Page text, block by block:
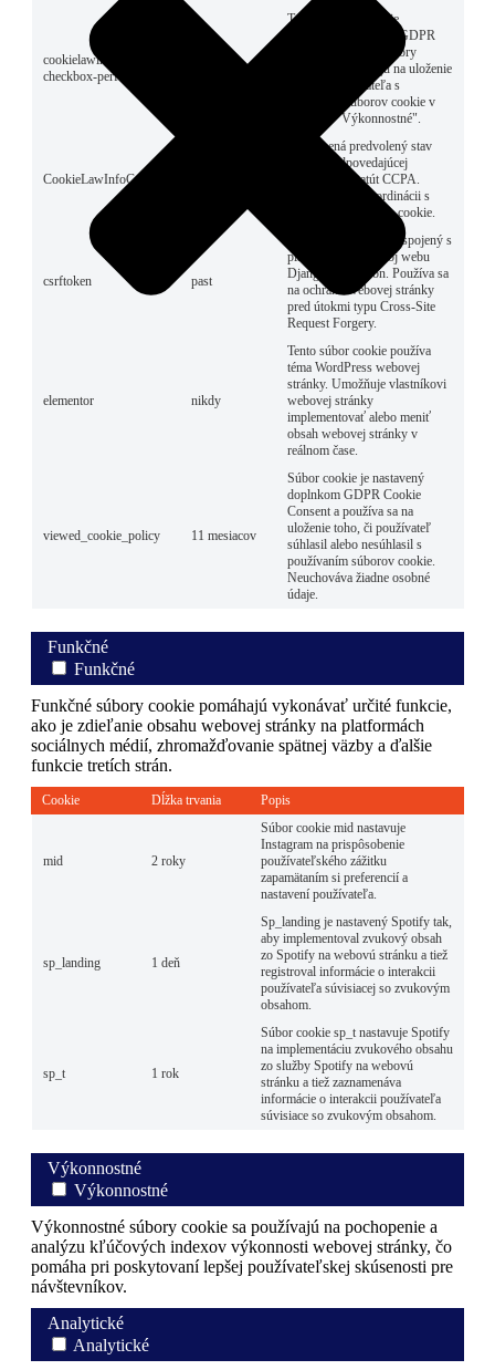
cookielawinfo-
checkbox-performance
11 mesiacov
Tento súbor cookie je
nastavený doplnkom GDPR
Cookie Consent. Súbory
cookie sa používajú na uloženie
súhlasu používateľa s
ukladaním súborov cookie v
kategórii "Výkonnostné".
CookieLawInfoConsent
Zaznamená predvolený stav
tlačidla zodpovedajúcej
kategórie & štatút CCPA.
Funguje iba v koordinácii s
primárnym súborom cookie.
csrftoken past
Tento súbor cookie je spojený s
platformou pre vývoj webu
Django pre python. Používa sa
na ochranu webovej stránky
pred útokmi typu Cross-Site
Request Forgery.
elementor nikdy
Tento súbor cookie používa
téma WordPress webovej
stránky. Umožňuje vlastníkovi
webovej stránky
implementovať alebo meniť
obsah webovej stránky v
reálnom čase.
viewed_cookie_policy 11 mesiacov
Súbor cookie je nastavený
doplnkom GDPR Cookie
Consent a používa sa na
uloženie toho, či používateľ
súhlasil alebo nesúhlasil s
používaním súborov cookie.
Neuchováva žiadne osobné
údaje.
Funkčné
Funkčné
Funkčné súbory cookie pomáhajú vykonávať určité funkcie,
ako je zdieľanie obsahu webovej stránky na platformách
sociálnych médií, zhromažďovanie spätnej väzby a ďalšie
funkcie tretích strán.
Cookie Dĺžka trvania Popis
mid 2 roky
Súbor cookie mid nastavuje
Instagram na prispôsobenie
používateľského zážitku
zapamätaním si preferencií a
nastavení používateľa.
sp_landing 1 deň
Sp_landing je nastavený Spotify tak,
aby implementoval zvukový obsah
zo Spotify na webovú stránku a tiež
registroval informácie o interakcii
používateľa súvisiacej so zvukovým
obsahom.
sp_t 1 rok
Súbor cookie sp_t nastavuje Spotify
na implementáciu zvukového obsahu
zo služby Spotify na webovú
stránku a tiež zaznamenáva
informácie o interakcii používateľa
súvisiace so zvukovým obsahom.
Výkonnostné
Výkonnostné
Výkonnostné súbory cookie sa používajú na pochopenie a
analýzu kľúčových indexov výkonnosti webovej stránky, čo
pomáha pri poskytovaní lepšej používateľskej skúsenosti pre
návštevníkov.
Analytické
Analytické